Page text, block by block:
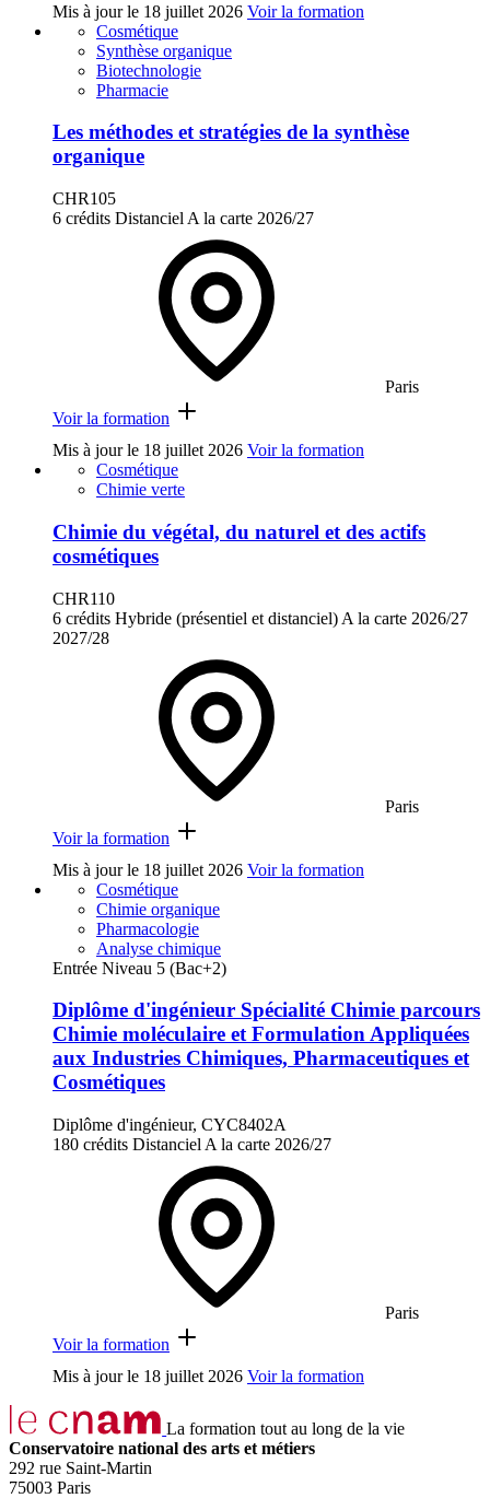
Mis à jour le 18 juillet 2026 Voir la formation
Cosmétique
Synthèse organique
Biotechnologie
Pharmacie
Les méthodes et stratégies de la synthèse
organique
CHR105
6 crédits Distanciel A la carte 2026/27
Paris
Voir la formation
Mis à jour le 18 juillet 2026 Voir la formation
Cosmétique
Chimie verte
Chimie du végétal, du naturel et des actifs
cosmétiques
CHR110
6 crédits Hybride (présentiel et distanciel) A la carte 2026/27
2027/28
Paris
Voir la formation
Mis à jour le 18 juillet 2026 Voir la formation
Cosmétique
Chimie organique
Pharmacologie
Analyse chimique
Entrée Niveau 5 (Bac+2)
Diplôme d'ingénieur Spécialité Chimie parcours
Chimie moléculaire et Formulation Appliquées
aux Industries Chimiques, Pharmaceutiques et
Cosmétiques
Diplôme d'ingénieur, CYC8402A
180 crédits Distanciel A la carte 2026/27
Paris
Voir la formation
Mis à jour le 18 juillet 2026 Voir la formation
La formation tout au long de la vie
Conservatoire national des arts et métiers
292 rue Saint-Martin
75003 Paris